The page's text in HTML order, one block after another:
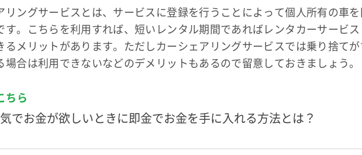
リングサービスとは、サービスに登録を行うことによって個人所有の車
す。こちらを利用すれば、短いレンタル期間であればレンタカーサービ
るメリットがあります。ただしカーシェアリングサービスでは乗り捨て
場合は利用できないなどのデメリットもあるので留意しておきましょう。
ちら
でお金が欲しいときに即金でお金を手に入れる方法とは？